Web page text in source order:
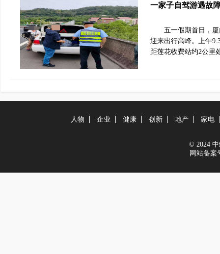
一家子自驾游遇故
五一假期首日，
迎来出行高峰。上午
距莲花收费站约2公
人物 企业 健康 创新 地产 家电
© 2024 中
网站备案